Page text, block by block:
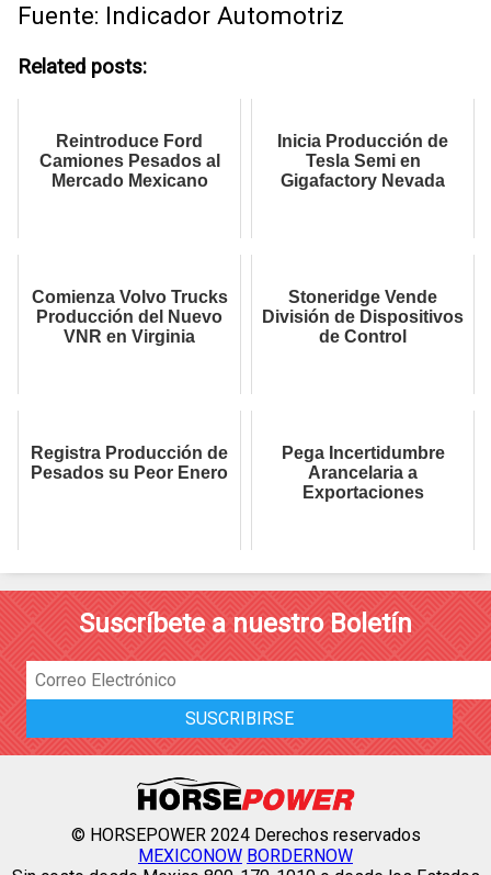
Fuente: Indicador Automotriz
Related posts:
Reintroduce Ford
Camiones Pesados al
Mercado Mexicano
Inicia Producción de
Tesla Semi en
Gigafactory Nevada
Comienza Volvo Trucks
Producción del Nuevo
VNR en Virginia
Stoneridge Vende
División de Dispositivos
de Control
Registra Producción de
Pesados su Peor Enero
Pega Incertidumbre
Arancelaria a
Exportaciones
Suscríbete a nuestro Boletín
© HORSEPOWER 2024 Derechos reservados
MEXICONOW BORDERNOW